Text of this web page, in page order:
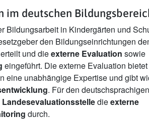
im deutschen
Bildungsarbeit in Kindergärten und
den Bildungseinrichtungen
erteilt und dieexterne Evaluation sowie
eingeführt. Die externe Evaluation
eine unabhängige Expertise und gibt
. Für den deutschsprachigen
Landesevaluationsstelledieexterne
durch.